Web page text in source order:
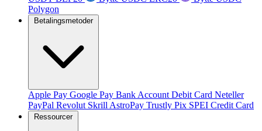
Polygon
Betalingsmetoder
Apple Pay Google Pay Bank Account Debit Card Neteller
PayPal Revolut Skrill AstroPay Trustly Pix SPEI Credit Card
Ressourcer